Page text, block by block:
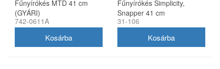
Fűnyírókés MTD 41 cm
(GYÁRI)
742-0611A
Fűnyírókés Simplicity,
Snapper 41 cm
(1704856SM)
31-106